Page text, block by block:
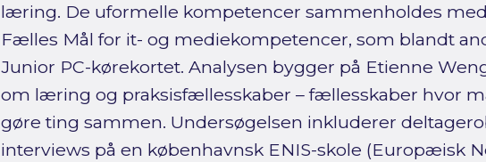
læring. De uformelle kompetencer sammenholdes
Fælles Mål for it- og mediekompetencer, som blandt
Junior PC-kørekortet. Analysen bygger på Etienne
om læring og praksisfællesskaber – fællesskaber hvor
gøre ting sammen. Undersøgelsen inkluderer
interviews på en københavnsk ENIS-skole (Europæisk